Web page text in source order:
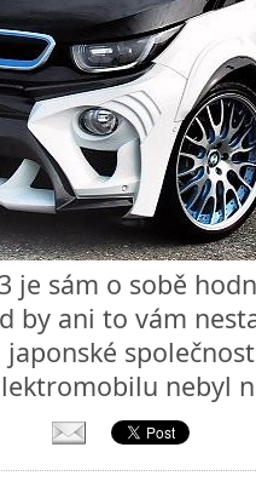
je sám o sobě
by ani to vám
nebyl